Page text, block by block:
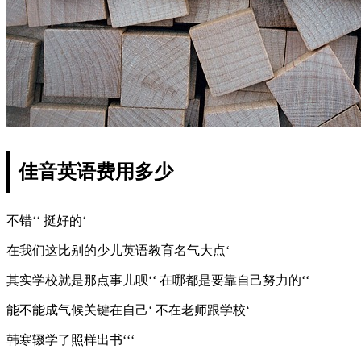
佳音英语费用多少
不错‘‘ 挺好的‘
在我们这比别的少儿英语教育名气大点‘
其实学校就是那点事儿呗‘‘ 在哪都是要靠自己努力的‘‘
能不能成气候关键在自己‘ 不在老师跟学校‘
韩寒辍学了照样出书‘‘‘